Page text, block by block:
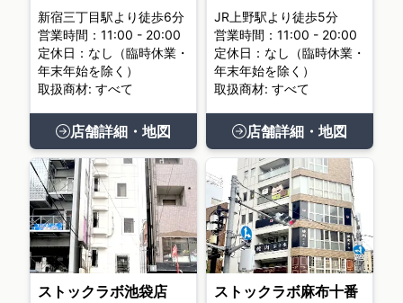
新宿三丁目駅より徒歩6分
営業時間：11:00 - 20:00
定休日：なし（臨時休業・
年末年始を除く）
取扱商材: すべて
店舗詳細・地図
JR上野駅より徒歩5分
営業時間：11:00 - 20:00
定休日：なし（臨時休業・
年末年始を除く）
取扱商材: すべて
店舗詳細・地図
ストックラボ池袋店
ストックラボ麻布十番